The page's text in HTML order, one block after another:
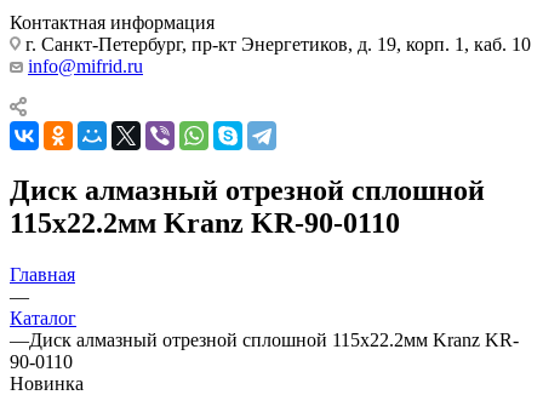
Контактная информация
г. Санкт-Петербург, пр-кт Энергетиков, д. 19, корп. 1, каб. 10
info@mifrid.ru
Диск алмазный отрезной сплошной
115x22.2мм Kranz KR-90-0110
Главная
—
Каталог
—Диск алмазный отрезной сплошной 115x22.2мм Kranz KR-
90-0110
Новинка